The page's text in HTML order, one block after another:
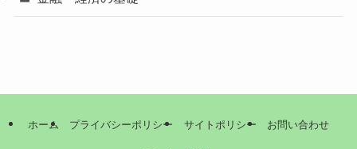
ホーム プライバシーポリシー サイトポリシー お問い合わせ